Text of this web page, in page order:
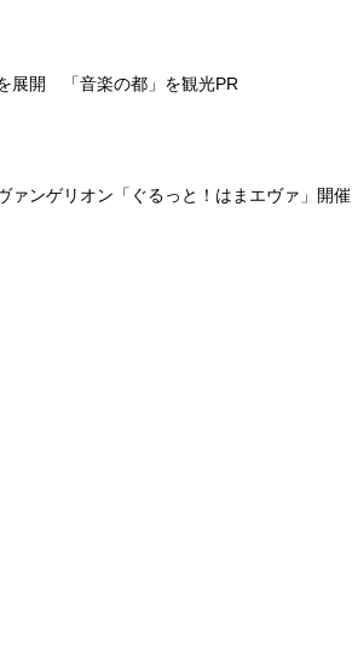
展開 「音楽の都」を観光PR
ンゲリオン「ぐるっと！はまエヴァ」開催